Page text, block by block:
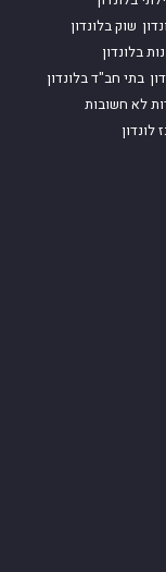
שוק בלונדון
בלונדון
בתי חב"ד בלונדון
לא חשובות
לונדון